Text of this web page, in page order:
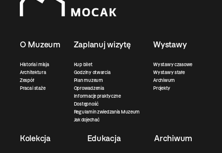
O Muzeum
Historia i misja
Architektura
Zespół
Praca i staże
Zaplanuj wizytę
Kup bilet
Godziny otwarcia
Plan muzeum
Oprowadzenia
Informacje praktyczne
Dostępność
Regulamin zwiedzania Muzeum
Jak dojechać
Wystawy
Wystawy czasowe
Wystawy stałe
Archiwum
Projekty
Kolekcja Edukacja Archiwum